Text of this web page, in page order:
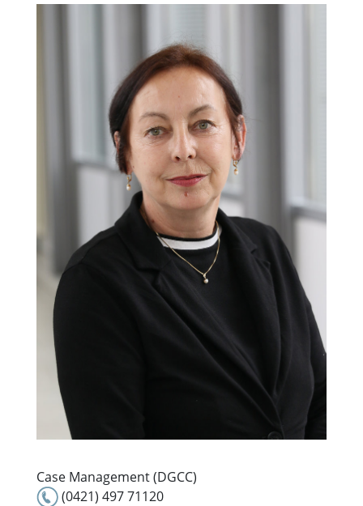
Case Management (DGCC)
(0421) 497 71120